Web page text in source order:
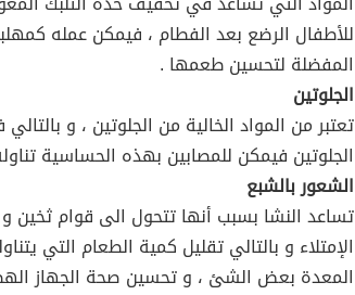
للأطفال الرضع بعد الفطام ، فيمكن عمله
المفضلة لتحسين طعمها .
الجلوتين
تعتبر من المواد الخالية من الجلوتين ، و
الجلوتين فيمكن للمصابين بهذه الحساسية
الشعور بالشبع
تساعد النشا بسبب أنها تتحول الى قوام
الإمتلاء و بالتالي تقليل كمية الطعام التي
المعدة بعض الشئ ، و تحسين صحة الجهاز